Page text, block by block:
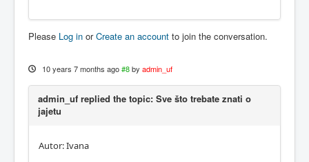
Please Log in orCreate an account to join the conversation.
10 years 7 months ago #8 by admin_uf
admin_uf replied the topic: Sve što trebate znati o
jajetu
Autor: Ivana